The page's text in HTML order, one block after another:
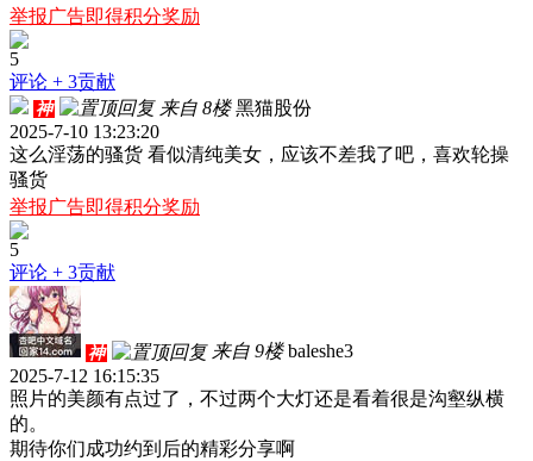
举报广告即得积分奖励
5
评论 + 3贡献
神 来自 8楼 黑猫股份
2025-7-10 13:23:20
这么淫荡的骚货 看似清纯美女，应该不差我了吧，喜欢轮操
骚货
举报广告即得积分奖励
5
评论 + 3贡献
神 来自 9楼 baleshe3
2025-7-12 16:15:35
照片的美颜有点过了，不过两个大灯还是看着很是沟壑纵横
的。
期待你们成功约到后的精彩分享啊